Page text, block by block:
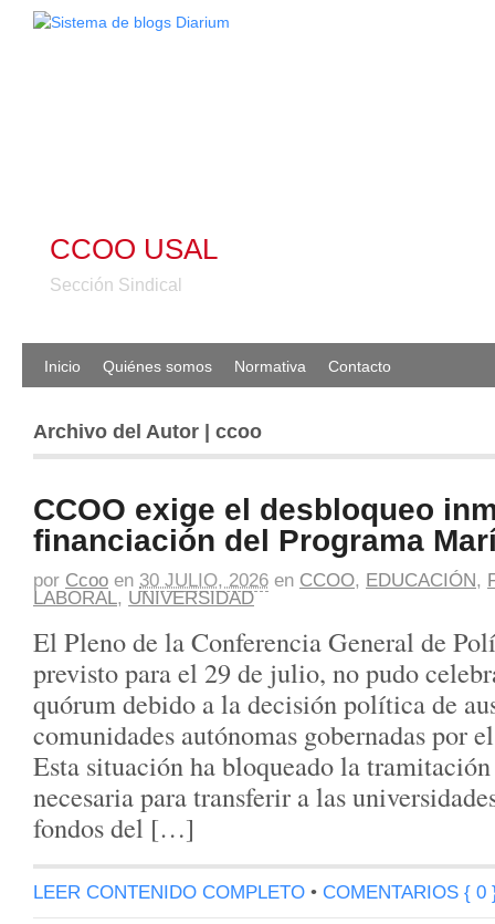
CCOO USAL
Sección Sindical
Inicio Quiénes somos Normativa Contacto
Archivo del Autor | ccoo
CCOO exige el desbloqueo
financiación del Programa
por Ccoo en 30 JULIO, 2026 en CCOO, EDUCACIÓN,
LABORAL, UNIVERSIDAD
El Pleno de la Conferencia General de
previsto para el 29 de julio, no pudo
quórum debido a la decisión política de
comunidades autónomas gobernadas por
Esta situación ha bloqueado la
necesaria para transferir a las
fondos del […]
LEER CONTENIDO COMPLETO • COMENTARIOS { 0